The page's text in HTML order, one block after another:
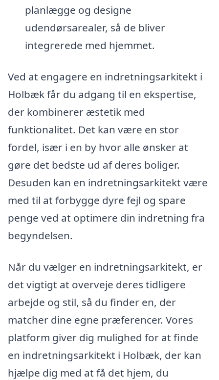
planlægge og designe
udendørsarealer, så de bliver
integrerede med hjemmet.
Ved at engagere en indretningsarkitekt i
Holbæk får du adgang til en ekspertise,
der kombinerer æstetik med
funktionalitet. Det kan være en stor
fordel, især i en by hvor alle ønsker at
gøre det bedste ud af deres boliger.
Desuden kan en indretningsarkitekt være
med til at forbygge dyre fejl og spare
penge ved at optimere din indretning fra
begyndelsen.
Når du vælger en indretningsarkitekt, er
det vigtigt at overveje deres tidligere
arbejde og stil, så du finder en, der
matcher dine egne præferencer. Vores
platform giver dig mulighed for at finde
en indretningsarkitekt i Holbæk, der kan
hjælpe dig med at få det hjem, du